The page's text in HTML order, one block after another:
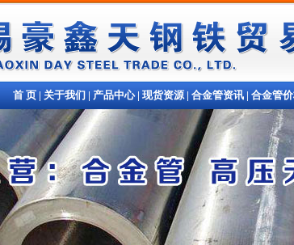
首 页 | 关于我们 | 产品中心| 现货资源| 合金管资讯 | 合金管